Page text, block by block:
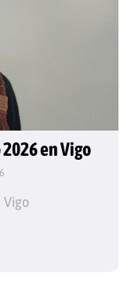
en Vigo
Vigo